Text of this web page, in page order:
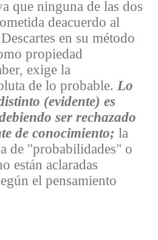
que ninguna de las dos
deacuerdo al
en su método
propiedad
exige la
de lo probable. Lo
(evidente) es
ser rechazado
de conocimiento; la
de "probabilidades" o
están aclaradas
el pensamiento